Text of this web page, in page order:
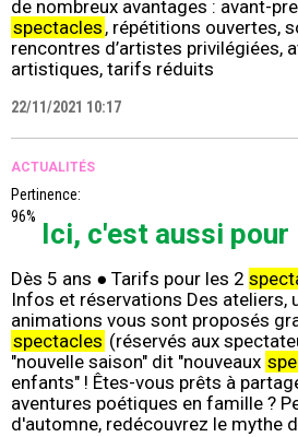
de nombreux avantages : avant-
spectacles , répétitions ouvertes,
rencontres d’artistes privilégiées,
artistiques, tarifs réduits
22/11/2021 10:17
ACTUALITÉS
Pertinence:
96%
Ici, c'est aussi
Dès 5 ans ● Tarifs pour les 2
Infos et réservations Des ateliers,
animations vous sont proposés
spectacles (réservés aux
"nouvelle saison" dit "nouveaux
enfants" ! Êtes-vous prêts à
aventures poétiques en famille ?
d'automne, redécouvrez le mythe